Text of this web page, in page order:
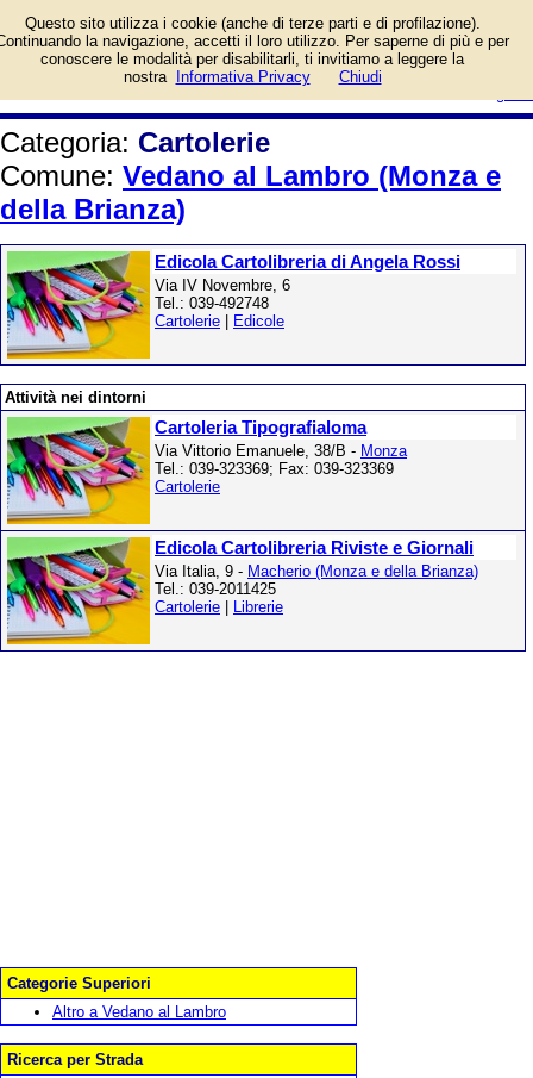
Lambro (Monza e della Brianza).
Categoria: Cartolerie
Comune: Vedano al Lambro (Monza e
della Brianza)
Edicola Cartolibreria di Angela Rossi
Via IV Novembre, 6
Tel.: 039-492748
Cartolerie
Edicole
Attività nei dintorni
Cartoleria Tipografialoma
Via Vittorio Emanuele, 38/B - Monza
Tel.: 039-323369; Fax: 039-323369
Cartolerie
Edicola Cartolibreria Riviste e Giornali
Via Italia, 9 - Macherio (Monza e della Brianza)
Tel.: 039-2011425
Cartolerie
Librerie
Categorie Superiori
Altro a Vedano al Lambro
Ricerca per Strada
Questo sito utilizza i cookie (anche di terze parti e di profilazione).
la navigazione, accetti il loro utilizzo. Per saperne di più e per
conoscere le modalità per disabilitarli, ti invitiamo a leggere la
nostra
Informativa Privacy Chiudi